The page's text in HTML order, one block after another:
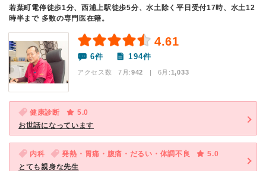
若葉町電停徒歩1分、西浦上駅徒歩5分、水土除く平日受付17時、水土12
時半まで 多数の専門医在籍。
4.61
6件 194件
アクセス数 7月:942 | 6月:1,033
健康診断
5.0
お世話になっています
内科 発熱・胃痛・腹痛・だるい・体調不良
5.0
とても親身な先生